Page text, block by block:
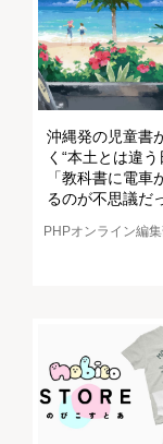
沖縄発の児童書
く“本土とは違う
「教科書に電車
るのが不思議だ
PHPオンライン編